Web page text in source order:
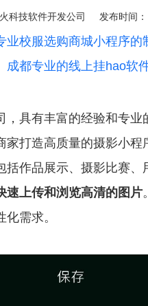
科技软件开发公司 发布时间：
业校服选购商城小程序的
成都专业的线上挂hao软
具有丰富的经验和专
打造高质量的摄影小
作品展示、摄影比赛
速上传和浏览高清的图片
需求。